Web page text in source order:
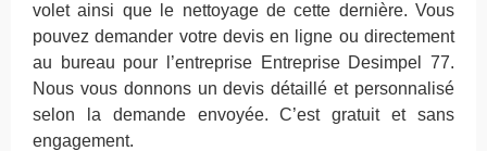
volet ainsi que le nettoyage de cette dernière. Vous
pouvez demander votre devis en ligne ou directement
au bureau pour l’entreprise Entreprise Desimpel 77.
Nous vous donnons un devis détaillé et personnalisé
selon la demande envoyée. C’est gratuit et sans
engagement.